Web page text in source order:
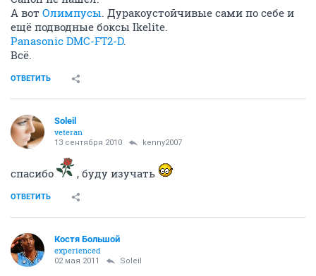
А вот Олимпусы. Дуракоустойчивые сами по себе и
ещё подводные боксы Ikelite.
Panasonic DMC-FT2-D.
Всё.
ОТВЕТИТЬ
Soleil
veteran
13 сентября 2010 kenny2007
спасибо , буду изучать
ОТВЕТИТЬ
Костя Большой
experienced
02 мая 2011 Soleil